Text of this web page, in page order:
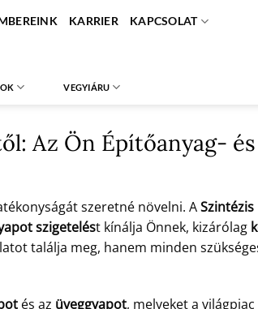
KARRIER KAPCSOLAT
VEGYIÁRU
Az Ön Építőanyag- és
szeretné növelni. ASzintézis
szigetelést kínálja Önnek, kizárólag
találja meg, hanem minden
és az üveggyapot, melyeket a világpiac